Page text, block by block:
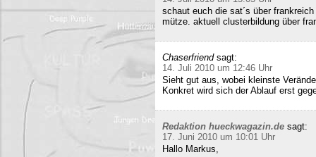
schaut euch die sat´s über
mütze. aktuell clusterbildung über
Chaserfriend sagt:
14. Juli 2010 um 12:46 Uhr
Sieht gut aus, wobei kleinste
Konkret wird sich der Ablauf erst
Redaktion hueckwagazin.de sagt:
17. Juni 2010 um 10:01 Uhr
Hallo Markus,